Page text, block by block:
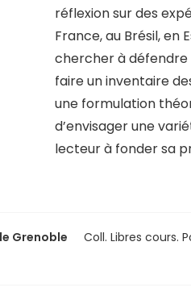
réflexion sur des
France, au Brésil, en
chercher à
faire un inventaire
une formulation
d’envisager une
lecteur à fonder sa
Grenoble Coll. Libres cours.